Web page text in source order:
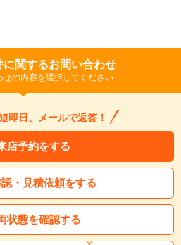
に関するお問い合わせ
せの内容を選択してください
即日、メールで返答！
店予約をする
・見積依頼をする
状態を確認する